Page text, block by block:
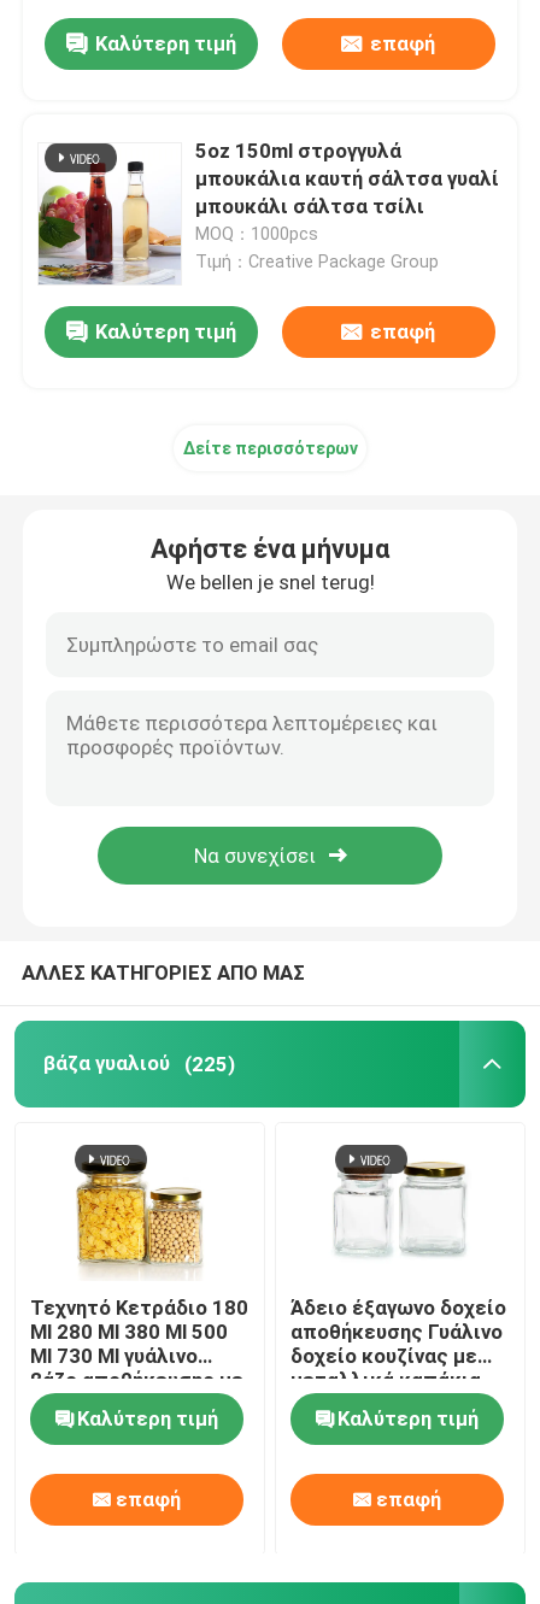
Καλύτερη τιμή επαφή
5oz 150ml στρογγυλά
μπουκάλια καυτή σάλτσα γυαλί
μπουκάλι σάλτσα τσίλι
MOQ：1000pcs
Τιμή：Creative Package Group
Καλύτερη τιμή επαφή
Δείτε περισσότερων
Αφήστε ένα μήνυμα
We bellen je snel terug!
ΑΛΛΕΣ ΚΑΤΗΓΟΡΙΕΣ ΑΠΟ ΜΑΣ
βάζα γυαλιού (225)
Τεχνητό Κετράδιο 180
Ml 280 Ml 380 Ml 500
Ml 730 Ml γυάλινο
βάζο αποθήκευσης με
καπάκι από
κασσίτερο
Καλύτερη τιμή
επαφή
Άδειο έξαγωνο δοχείο
αποθήκευσης Γυάλινο
δοχείο κουζίνας με
μεταλλικά καπάκια
Καλύτερη τιμή
επαφή